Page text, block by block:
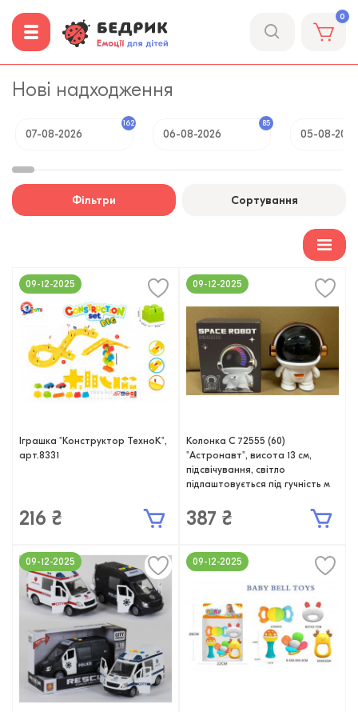
0
Нові надходження
07-08-2026
162
06-08-2026
85
05-08-2026
Фільтри Сортування
Іграшка "Конструктор ТехноК",
арт.8331
216 ₴
09-12-2025
Колонка C 72555 (60)
"Астронавт", висота 13 см,
підсвічування, світло
підлаштовується під гучність м
387 ₴
09-12-2025
09-12-2025 09-12-2025